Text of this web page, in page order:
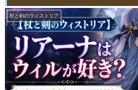
杖と剣のウィストリア